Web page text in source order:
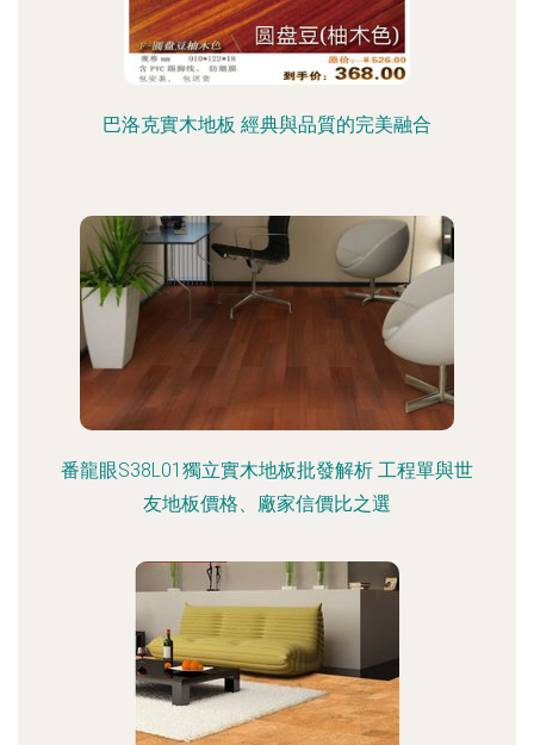
巴洛克實木地板 經典與品質的完美融合
番龍眼S38L01獨立實木地板批發解析 工程單與世
友地板價格、廠家信價比之選